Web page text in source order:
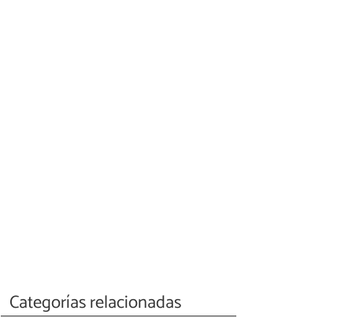
Categorías relacionadas